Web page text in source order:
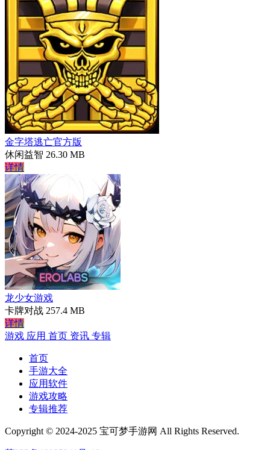
金字塔逃亡官方版
休闲益智 26.30 MB
详情
龙少女游戏
卡牌对战 257.4 MB
详情
游戏 应用 首页 资讯 专辑
首页
手游大全
应用软件
游戏攻略
专辑推荐
Copyright © 2024-2025 宝可梦手游网 All Rights Reserved.